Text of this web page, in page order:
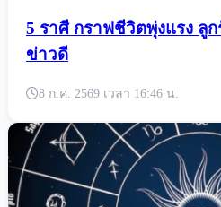
5 ราศี กราฟชีวิตพุ่งแรง ลู
ข่าวดี
8 ก.ค. 2569 เวลา 16:46 น.